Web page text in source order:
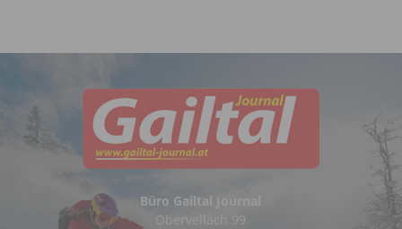
Büro Gailtal Journal
Obervellach 99